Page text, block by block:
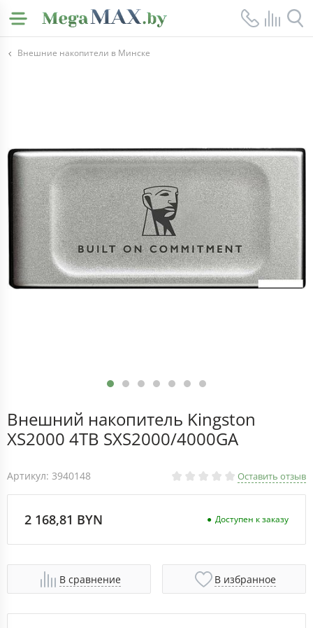
Внешние накопители в Минске
Внешний накопитель Kingston
XS2000 4TB SXS2000/4000GA
Артикул: 3940148 Оставить отзыв
2 168,81 BYN Доступен к заказу
В сравнение В избранное